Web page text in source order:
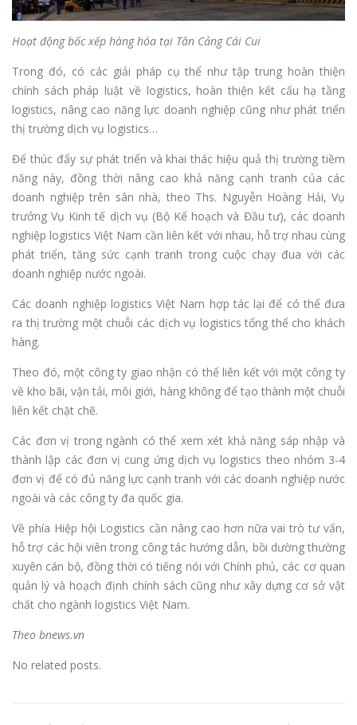
Hoạt động bốc xếp hàng hóa tại Tân Cảng Cái Cui
Trong đó, có các giải pháp cụ thể như tập trung hoàn thiện
chính sách pháp luật về logistics, hoàn thiện kết cấu hạ tầng
logistics, nâng cao năng lực doanh nghiệp cũng như phát triển
thị trường dịch vụ logistics…
Để thúc đẩy sự phát triển và khai thác hiệu quả thị trường tiềm
năng này, đồng thời nâng cao khả năng cạnh tranh của các
doanh nghiệp trên sân nhà, theo Ths. Nguyễn Hoàng Hải, Vụ
trưởng Vụ Kinh tế dịch vụ (Bộ Kế hoạch và Đầu tư), các doanh
nghiệp logistics Việt Nam cần liên kết với nhau, hỗ trợ nhau cùng
phát triển, tăng sức cạnh tranh trong cuộc chạy đua với các
doanh nghiệp nước ngoài.
Các doanh nghiệp logistics Việt Nam hợp tác lại để có thể đưa
ra thị trường một chuỗi các dịch vụ logistics tổng thể cho khách
hàng.
Theo đó, một công ty giao nhận có thể liên kết với một công ty
về kho bãi, vận tải, môi giới, hàng không để tạo thành một chuỗi
liên kết chặt chẽ.
Các đơn vị trong ngành có thể xem xét khả năng sáp nhập và
thành lập các đơn vị cung ứng dịch vụ logistics theo nhóm 3-4
đơn vị để có đủ năng lực cạnh tranh với các doanh nghiệp nước
ngoài và các công ty đa quốc gia.
Về phía Hiệp hội Logistics cần nâng cao hơn nữa vai trò tư vấn,
hỗ trợ các hội viên trong công tác hướng dẫn, bồi dường thường
xuyên cán bộ, đồng thời có tiếng nói với Chính phủ, các cơ quan
quản lý và hoạch định chính sách cũng như xây dựng cơ sở vật
chất cho ngành logistics Việt Nam.
Theo bnews.vn
No related posts.